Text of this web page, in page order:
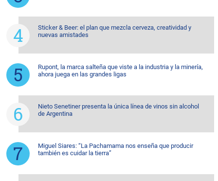
Sticker & Beer: el plan que mezcla cerveza, creatividad y
nuevas amistades
Rupont, la marca salteña que viste a la industria y la minería,
ahora juega en las grandes ligas
Nieto Senetiner presenta la única línea de vinos sin alcohol
de Argentina
Miguel Siares: “La Pachamama nos enseña que producir
también es cuidar la tierra”